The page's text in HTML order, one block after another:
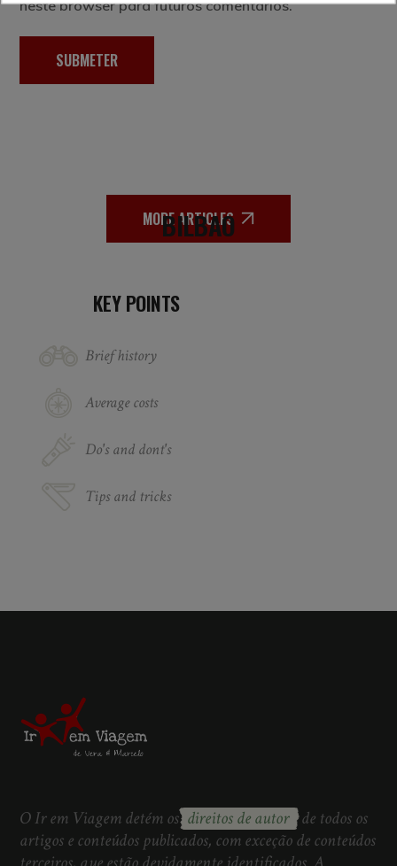
neste browser para futuros comentários.
SUBMETER
BILBAO
MORE ARTICLES
KEY POINTS
Brief history
Average costs
Do's and dont's
Tips and tricks
O Ir em Viagem detém os direitos de autor de todos os
artigos e conteúdos publicados, com exceção de conteúdos